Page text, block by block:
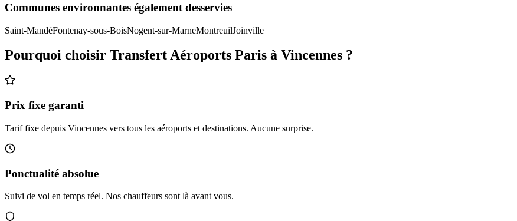
Communes environnantes également desservies
Saint-MandéFontenay-sous-BoisNogent-sur-MarneMontreuilJoinville
Pourquoi choisir Transfert Aéroports Paris à Vincennes ?
Prix fixe garanti
Tarif fixe depuis Vincennes vers tous les aéroports et destinations. Aucune surprise.
Ponctualité absolue
Suivi de vol en temps réel. Nos chauffeurs sont là avant vous.